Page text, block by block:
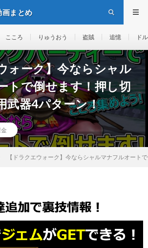
画まとめ
こころ りゅうおう 盗賊 追憶 ド
ォーク】今ならシャル
トで倒せます！押し切
武器4パターン！
【ドラクエウォーク】今ならシャルマナフルオート